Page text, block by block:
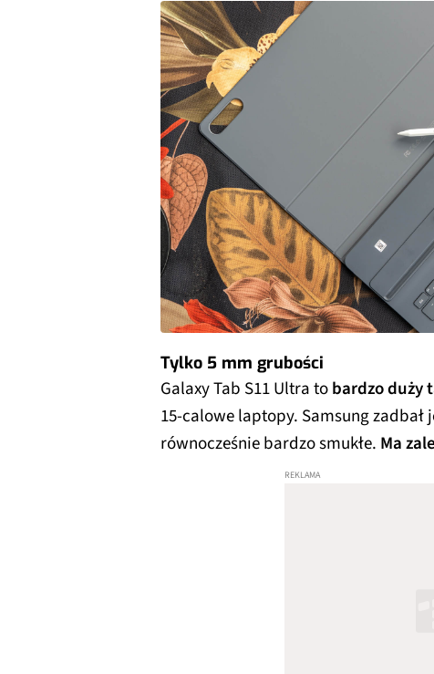
Tylko 5 mm grubości
Galaxy Tab S11 Ultra tobardzo duży
15-calowe laptopy. Samsung zadbał
równocześnie bardzo smukłe. Ma